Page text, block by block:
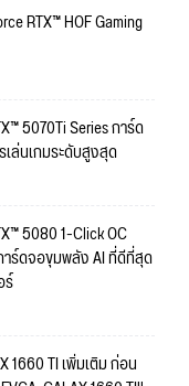
RTX™ HOF Gaming
5070Ti Series การ์ด
ล่นเกมระดับสูงสุด
5080 1-Click OC
ร์ดจอขุมพลัง AI ที่ดีที่สุด
ร์
1660 TI เพิ่มเติม ก่อน